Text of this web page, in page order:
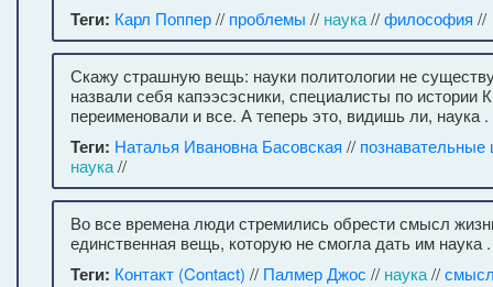
Теги: Карл Поппер// проблемы // наука//философия //
Скажу страшную вещь: науки политологии не
назвали себя капээсэсники, специалисты по
переименовали и все. А теперь это, видишь ли, наука .
Теги: Наталья Ивановна Басовская // познавательные
наука//
Во все времена люди стремились обрести смысл
единственная вещь, которую не смогла дать им наука .
Теги: Контакт (Contact) // Палмер Джос // наука//